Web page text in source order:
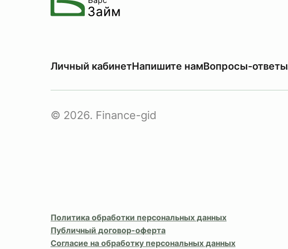
Личный кабинетНапишите намВопросы-ответы
© 2026. Finance-gid
Политика обработки персональных данных
Публичный договор-оферта
Согласие на обработку персональных данных